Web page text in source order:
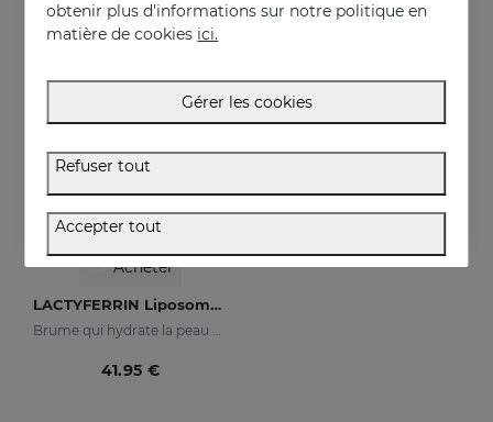
Acheter
LACTYFERRIN Liposomal Mist 100ml
Brume qui hydrate la peau et la maintient en parfait état.
41.95 €
obtenir plus d'informations sur notre politique en
matière de cookies ici.
Gérer les cookies
Refuser tout
Accepter tout